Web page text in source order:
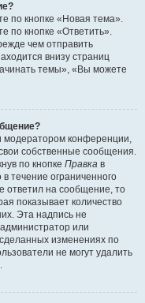
по кнопке «Новая тема».
по кнопке «Ответить».
чем отправить
внизу страниц
темы», «Вы можете
модератором конференции,
собственные сообщения.
по кнопке Правка в
течение ограниченного
ответил на сообщение, то
показывает количество
Эта надпись не
или
изменениях по
не могут удалить